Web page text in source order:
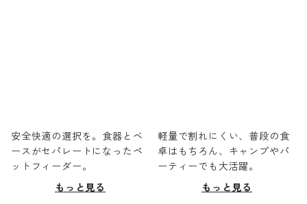
安全快適の選択を。食器とベ
ースがセパレートになったペ
ットフィーダー。
もっと見る
軽量で割れにくい、普段の食
卓はもちろん、キャンプやパ
ーティーでも大活躍。
もっと見る